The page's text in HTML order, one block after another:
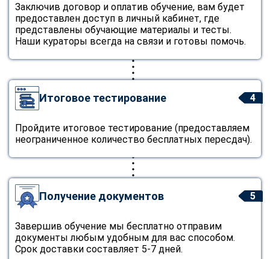
Заключив договор и оплатив обучение, вам будет
предоставлен доступ в личный кабинет, где
представлены обучающие материалы и тесты.
Наши кураторы всегда на связи и готовы помочь.
4
Итоговое тестирование
Пройдите итоговое тестирование (предоставляем
неограниченное количество бесплатных пересдач).
5
Получение документов
Завершив обучение мы бесплатно отправим
документы любым удобным для вас способом.
Срок доставки составляет 5-7 дней.